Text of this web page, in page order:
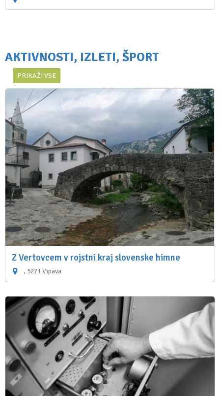
AKTIVNOSTI, IZLETI, ŠPORT
PRIKAŽI VSE
Z Vertovcem v rojstni kraj slovenske himne
, 5271 Vipava